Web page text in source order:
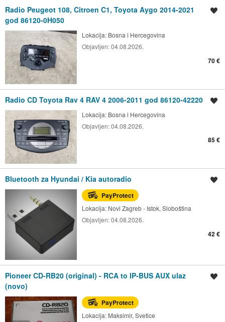
Radio Peugeot 108, Citroen C1, Toyota Aygo 2014-2021
god 86120-0H050
Lokacija: Bosna i Hercegovina
Objavljen:04.08.2026.
70 €
Radio CD Toyota Rav 4 RAV 4 2006-2011 god 86120-42220
Lokacija: Bosna i Hercegovina
Objavljen:04.08.2026.
85 €
Bluetooth za Hyundai / Kia autoradio
PayProtect
Lokacija: Novi Zagreb - Istok, Sloboština
Objavljen:04.08.2026.
42 €
Pioneer CD-RB20 (original) - RCA to IP-BUS AUX ulaz
(novo)
PayProtect
Lokacija: Maksimir, Svetice